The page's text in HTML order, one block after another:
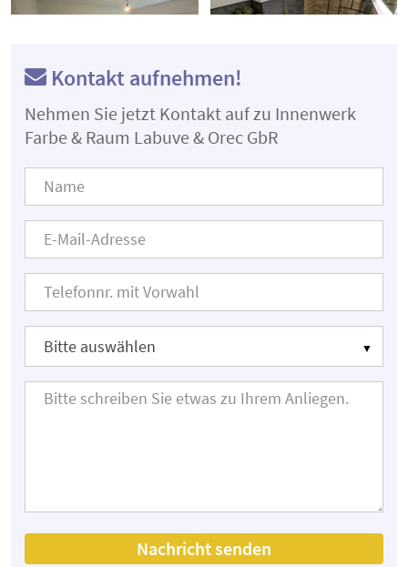
Kontakt aufnehmen!
Nehmen Sie jetzt Kontakt auf zu Innenwerk
Farbe & Raum Labuve & Orec GbR
Nachricht senden